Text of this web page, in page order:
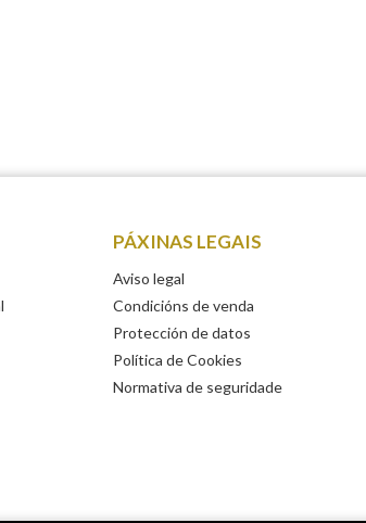
PÁXINAS LEGAIS
Aviso legal
Condicións de venda
Protección de datos
Política de Cookies
Normativa de seguridade